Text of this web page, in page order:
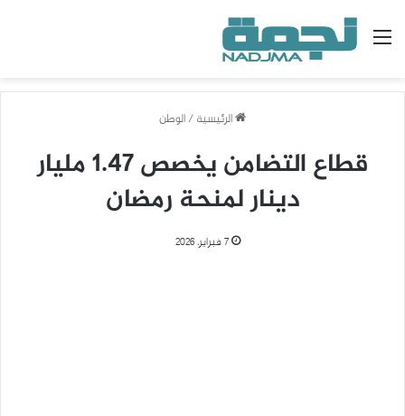
القائمة
الرئيسية/الوطن
قطاع التضامن يخصص 1.47 مليار
دينار لمنحة رمضان
7 فبراير، 2026